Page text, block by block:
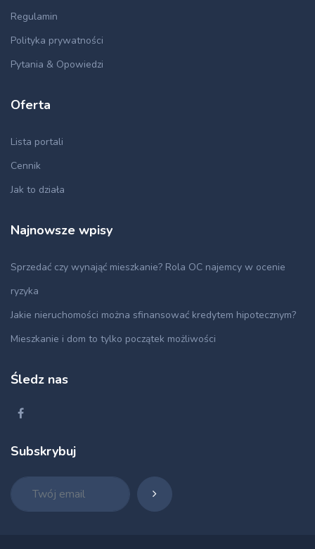
Regulamin
Polityka prywatności
Pytania & Opowiedzi
Oferta
Lista portali
Cennik
Jak to działa
Najnowsze wpisy
Sprzedać czy wynająć mieszkanie? Rola OC najemcy w ocenie
ryzyka
Jakie nieruchomości można sfinansować kredytem hipotecznym?
Mieszkanie i dom to tylko początek możliwości
Śledz nas
Subskrybuj